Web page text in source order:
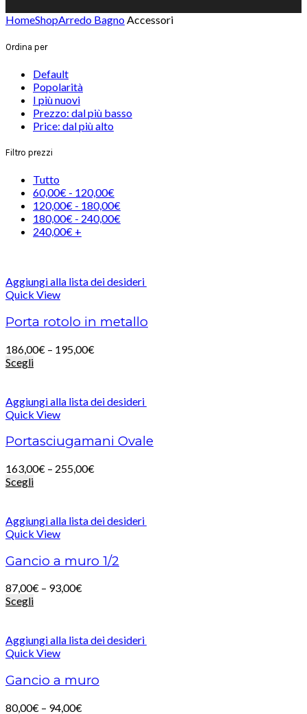
HomeShopArredo BagnoAccessori
Ordina per
Default
Popolarità
I più nuovi
Prezzo: dal più basso
Price: dal più alto
Filtro prezzi
Tutto
60,00€ - 120,00€
120,00€ - 180,00€
180,00€ - 240,00€
240,00€ +
Aggiungi alla lista dei desideri
Quick View
Porta rotolo in metallo
186,00€ – 195,00€
Scegli
Aggiungi alla lista dei desideri
Quick View
Portasciugamani Ovale
163,00€ – 255,00€
Scegli
Aggiungi alla lista dei desideri
Quick View
Gancio a muro 1/2
87,00€ – 93,00€
Scegli
Aggiungi alla lista dei desideri
Quick View
Gancio a muro
80,00€ – 94,00€